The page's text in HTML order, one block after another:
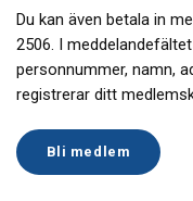
Du kan även betala in
2506. I
personnummer, namn,
registrerar ditt
Bli medlem